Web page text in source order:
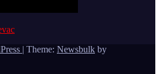
| Theme: Newsbulk by